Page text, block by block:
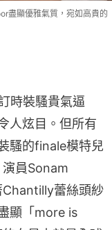
盡顯優雅氣質，宛如高貴的
時裝騷貴氣逼
人炫目。但所有
騷的finale模特兒
員Sonam
蕾絲頭紗
顯「more is